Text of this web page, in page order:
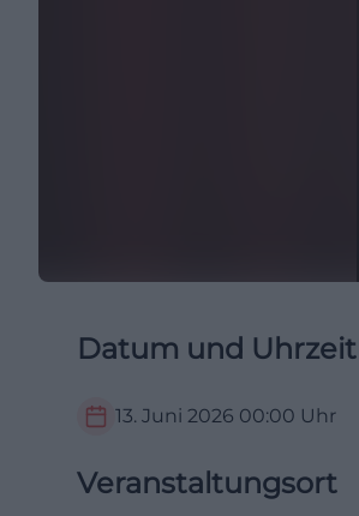
Datum und Uhrzeit
13. Juni 2026 00:00 Uhr
Veranstaltungsort